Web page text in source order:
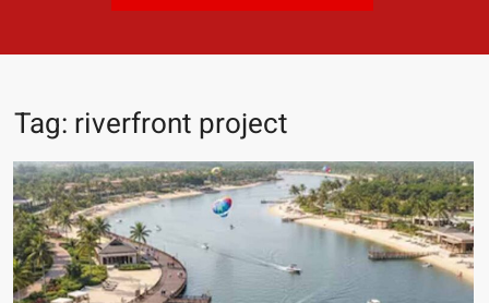
Tag: riverfront project